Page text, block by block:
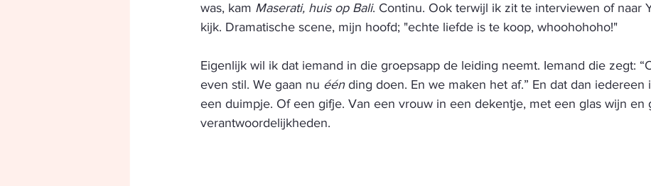
was, kam Maserati, huis op Bali. Continu. Ook terwijl ik zit te interviewen of naar
kijk. Dramatische scene, mijn hoofd; "echte liefde is te koop, whoohohoho!"
Eigenlijk wil ik dat iemand in die groepsapp de leiding neemt. Iemand die zegt:
even stil. We gaan nu één ding doen. En we maken het af.” En dat dan iedereen
een duimpje. Of een gifje. Van een vrouw in een dekentje, met een glas wijn en
verantwoordelijkheden.